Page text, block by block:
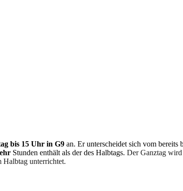
bis 15 Uhr in G9 an. Er unterscheidet sich vom
Stunden enthält als der des Halbtags. Der Ganztag
Halbtag unterrichtet.